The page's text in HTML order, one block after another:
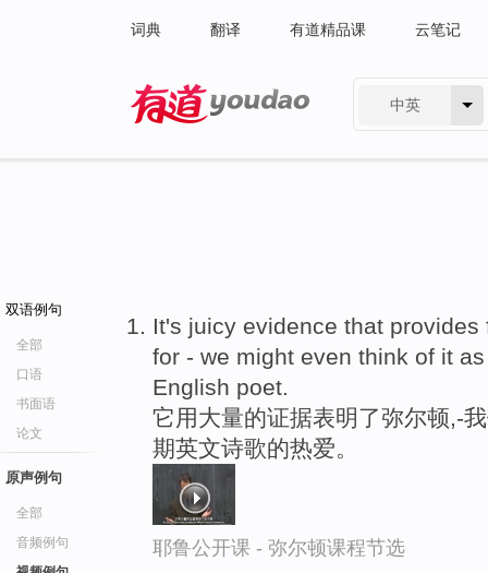
词典 翻译 有道精品课 云笔记
中英
双语例句
全部
口语
书面语
论文
原声例句
全部
音频例句
It's juicy evidence that
for - we might even think of it
English poet.
它用大量的证据表明了弥尔顿,-
期英文诗歌的热爱。
耶鲁公开课 - 弥尔顿课程节选